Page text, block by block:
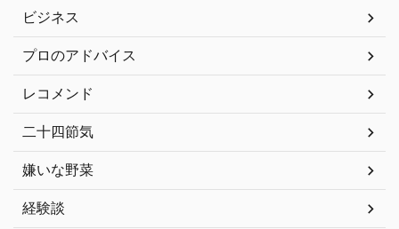
ビジネス
プロのアドバイス
レコメンド
二十四節気
嫌いな野菜
経験談